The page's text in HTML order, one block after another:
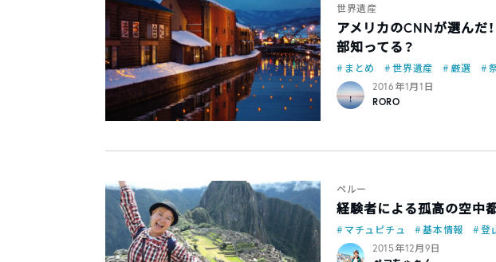
世界遺産
アメリカのCNNが選んだ
部知ってる？
まとめ 世界遺産 厳選
2016年1月1日
RORO
ペルー
経験者による孤高の空中
マチュピチュ 基本情報
登
2015年12月9日